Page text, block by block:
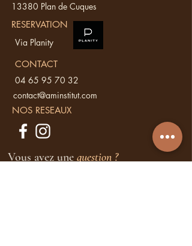
13380 Plan de Cuques
RESERVATION
Via Planity
CONTACT
04 65 95 70 32
contact@aminstitut.com
NOS RESEAUX
Vous avez une question ?